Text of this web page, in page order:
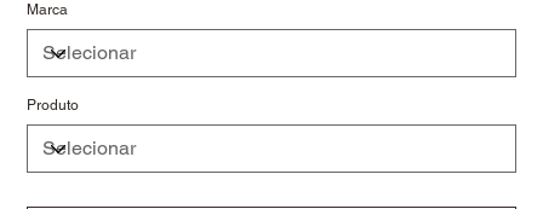
Marca
Produto